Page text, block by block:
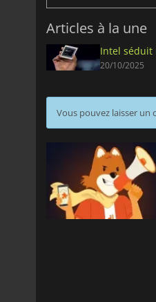
Articles à la une
Intel séduit
20/10/2025
Vous pouvez laisser un